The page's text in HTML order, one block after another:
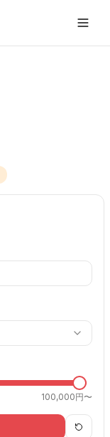
100,000円〜